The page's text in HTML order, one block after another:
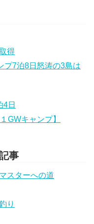
得
プ7泊8日怒涛の3島は
4日
GWキャンプ】
事
スターへの道
り